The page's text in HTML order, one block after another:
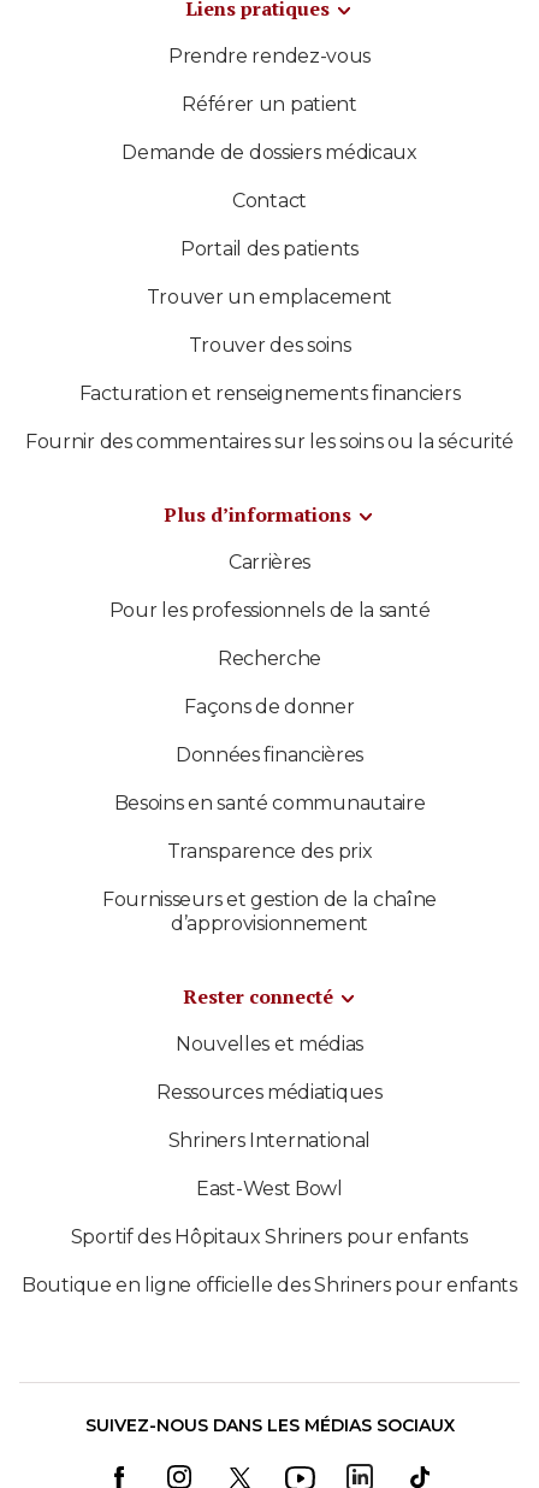
Liens pratiques
Prendre rendez-vous
Référer un patient
Demande de dossiers médicaux
Contact
Portail des patients
Trouver un emplacement
Trouver des soins
Facturation et renseignements financiers
Fournir des commentaires sur les soins ou la sécurité
Plus d’informations
Carrières
Pour les professionnels de la santé
Recherche
Façons de donner
Données financières
Besoins en santé communautaire
Transparence des prix
Fournisseurs et gestion de la chaîne
d’approvisionnement
Rester connecté
Nouvelles et médias
Ressources médiatiques
Shriners International
East-West Bowl
Sportif des Hôpitaux Shriners pour enfants
Boutique en ligne officielle des Shriners pour enfants
SUIVEZ-NOUS DANS LES MÉDIAS SOCIAUX